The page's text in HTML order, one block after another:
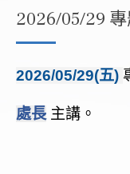
2026/05/29
2026/05/29(五)
處長 主講 。